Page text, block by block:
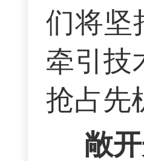
们将坚
牵引技
抢占先
敞